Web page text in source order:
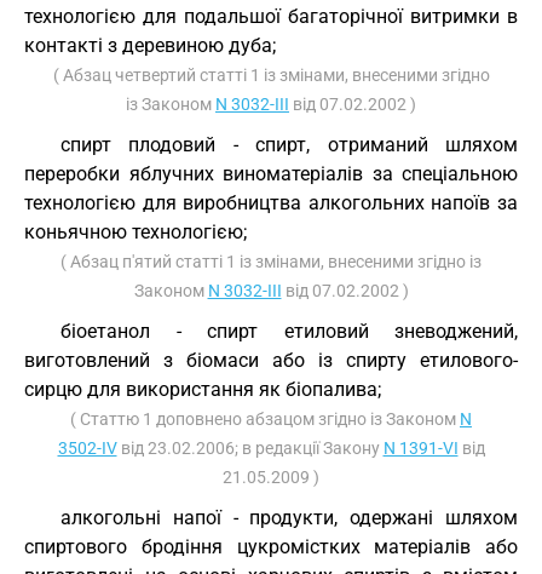
технологією для подальшої багаторічної витримки в
контакті з деревиною дуба;
( Абзац четвертий статті 1 із змінами, внесеними згідно
із Законом N 3032-III від 07.02.2002 )
спирт плодовий - спирт, отриманий шляхом
переробки яблучних виноматеріалів за спеціальною
технологією для виробництва алкогольних напоїв за
коньячною технологією;
( Абзац п'ятий статті 1 із змінами, внесеними згідно із
Законом N 3032-III від 07.02.2002 )
біоетанол - спирт етиловий зневоджений,
виготовлений з біомаси або із спирту етилового-
сирцю для використання як біопалива;
( Статтю 1 доповнено абзацом згідно із Законом N
3502-IVвід 23.02.2006; в редакції Закону N 1391-VI від
21.05.2009 )
алкогольні напої - продукти, одержані шляхом
спиртового бродіння цукромістких матеріалів або